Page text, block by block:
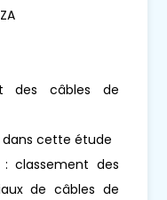
des câbles de
dans cette étude
: classement des
de câbles de